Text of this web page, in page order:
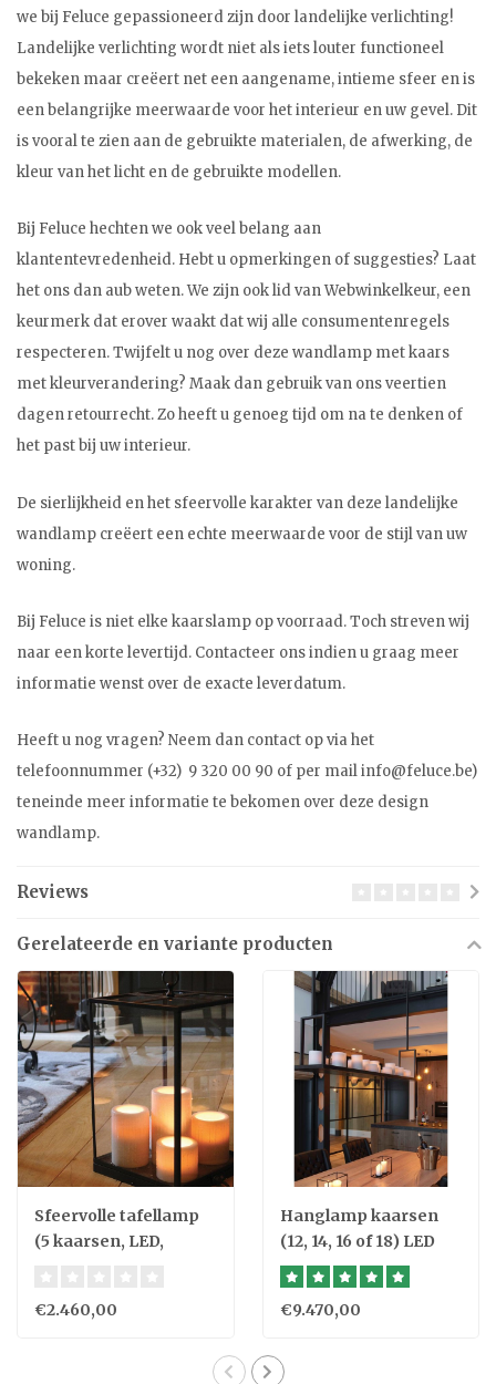
we bij Feluce gepassioneerd zijn door landelijke verlichting!
Landelijke verlichting wordt niet als iets louter functioneel
bekeken maar creëert net een aangename, intieme sfeer en is
een belangrijke meerwaarde voor het interieur en uw gevel. Dit
is vooral te zien aan de gebruikte materialen, de afwerking, de
kleur van het licht en de gebruikte modellen.
Bij Feluce hechten we ook veel belang aan
klantentevredenheid. Hebt u opmerkingen of suggesties? Laat
het ons dan aub weten. We zijn ook lid van Webwinkelkeur, een
keurmerk dat erover waakt dat wij alle consumentenregels
respecteren. Twijfelt u nog over deze wandlamp met kaars
met kleurverandering? Maak dan gebruik van ons veertien
dagen retourrecht. Zo heeft u genoeg tijd om na te denken of
het past bij uw interieur.
De sierlijkheid en het sfeervolle karakter van deze landelijke
wandlamp creëert een echte meerwaarde voor de stijl van uw
woning.
Bij Feluce is niet elke kaarslamp op voorraad. Toch streven wij
naar een korte levertijd. Contacteer ons indien u graag meer
informatie wenst over de exacte leverdatum.
Heeft u nog vragen? Neem dan contact op via het
telefoonnummer (+32) 9 320 00 90 of per mailinfo@feluce.be)
teneinde meer informatie te bekomen over deze design
wandlamp.
Reviews
Gerelateerde en variante producten
Sfeervolle tafellamp
(5 kaarsen, LED,
€2.460,00
Hanglamp kaarsen
(12, 14, 16 of 18) LED
landelijk
€9.470,00